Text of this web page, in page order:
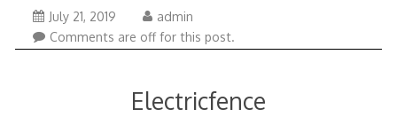
July 21, 2019May
26,
admin
Comments are off for this post.
Electricfence